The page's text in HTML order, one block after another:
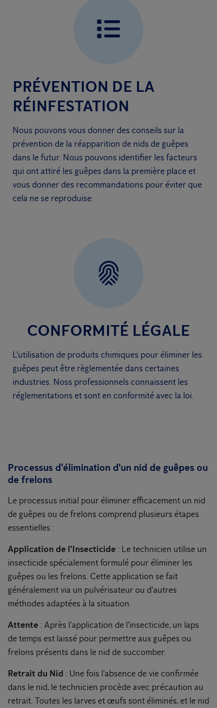
PRÉVENTION DE LA
RÉINFESTATION
Nous pouvons vous donner des conseils sur la
prévention de la réapparition de nids de guêpes
dans le futur. Nous pouvons identifier les facteurs
qui ont attiré les guêpes dans la première place et
vous donner des recommandations pour éviter que
cela ne se reproduise.
CONFORMITÉ LÉGALE
L'utilisation de produits chimiques pour éliminer les
guêpes peut être règlementée dans certaines
industries. Noss professionnels connaissent les
réglementations et sont en conformité avec la loi.
Processus d'élimination d'un nid de guêpes ou
de frelons
Le processus initial pour éliminer efficacement un nid
de guêpes ou de frelons comprend plusieurs étapes
essentielles :
Application de l'Insecticide : Le technicien utilise un
insecticide spécialement formulé pour éliminer les
guêpes ou les frelons. Cette application se fait
généralement via un pulvérisateur ou d'autres
méthodes adaptées à la situation.
Attente : Après l'application de l'insecticide, un laps
de temps est laissé pour permettre aux guêpes ou
frelons présents dans le nid de succomber.
Retrait du Nid : Une fois l'absence de vie confirmée
dans le nid, le technicien procède avec précaution au
retrait. Toutes les larves et œufs sont éliminés, et le nid